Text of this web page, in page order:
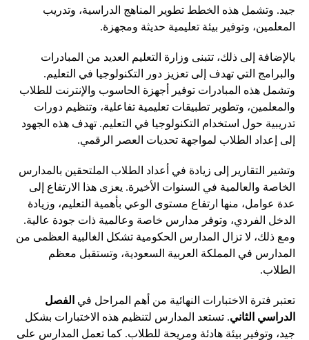
جيد. وتشمل هذه الخطط تطوير المناهج الدراسية، وتدريب
المعلمين، وتوفير بيئة تعليمية حديثة ومجهزة.
بالإضافة إلى ذلك، تتبنى وزارة التعليم العديد من المبادرات
والبرامج التي تهدف إلى تعزيز دور التكنولوجيا في التعليم.
وتشمل هذه المبادرات توفير أجهزة الحاسوب والإنترنت للطلاب
والمعلمين، وتطوير تطبيقات تعليمية تفاعلية، وتنظيم دورات
تدريبية حول استخدام التكنولوجيا في التعليم. تهدف هذه الجهود
إلى إعداد الطلاب لمواجهة تحديات العصر الرقمي.
وتشير التقارير إلى زيادة في أعداد الطلاب الملتحقين بالمدارس
الخاصة والعالمية في السنوات الأخيرة. يعزى هذا الارتفاع إلى
عدة عوامل، منها ارتفاع مستوى الوعي بأهمية التعليم، وزيادة
الدخل الفردي، وتوفر مدارس خاصة وعالمية ذات جودة عالية.
ومع ذلك، لا تزال المدارس الحكومية تشكل الغالبية العظمى من
المدارس في المملكة العربية السعودية، وتستقبل معظم
الطلاب.
تعتبر فترة الاختبارات النهائية من أهم المراحل في الفصل
الدراسي الثاني. تستعد المدارس لتنظيم هذه الاختبارات بشكل
جيد، وتوفير بيئة هادئة ومريحة للطلاب. كما تعمل المدارس على